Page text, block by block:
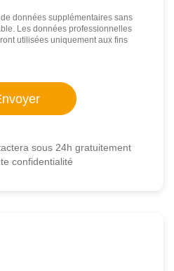
données supplémentaires sans
Les données professionnelles
utilisées uniquement aux fins
sous 24h gratuitement
confidentialité